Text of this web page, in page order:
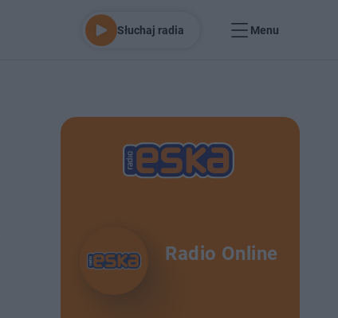
Słuchaj radia Menu
Radio Online